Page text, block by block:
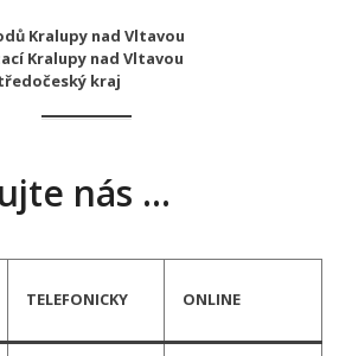
Kralupy nad Vltavou
Kralupy nad Vltavou
kraj
nás …
TELEFONICKY ONLINE